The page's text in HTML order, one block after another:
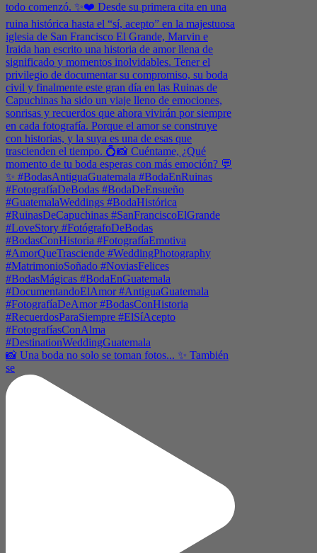
📸 Una boda no solo se toman fotos... ✨ También
se